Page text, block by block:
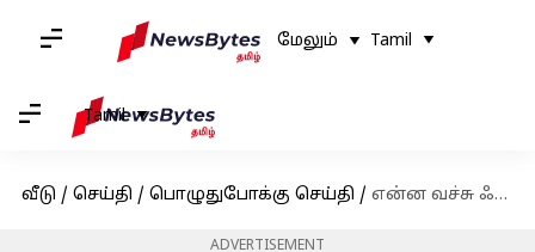
மேலும் Tamil
Tamil
வீடு / செய்தி / பொழுதுபோக்கு செய்தி / என்ன வச்சு ஃபேமஸ் ஆக பாக்குறாங்க என புலம்பிய வாட்டர்மெலன் ஸ்டார்; இன்றைய பிக் பாஸ் அப்டேட்
ADVERTISEMENT